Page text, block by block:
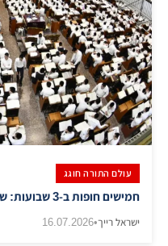
עולם התורה חוגג
חמישים חופות ב-3 שבועות: שיא שמחות היסטורי בפוניבז'
ישראל רייך•
16.07.2026